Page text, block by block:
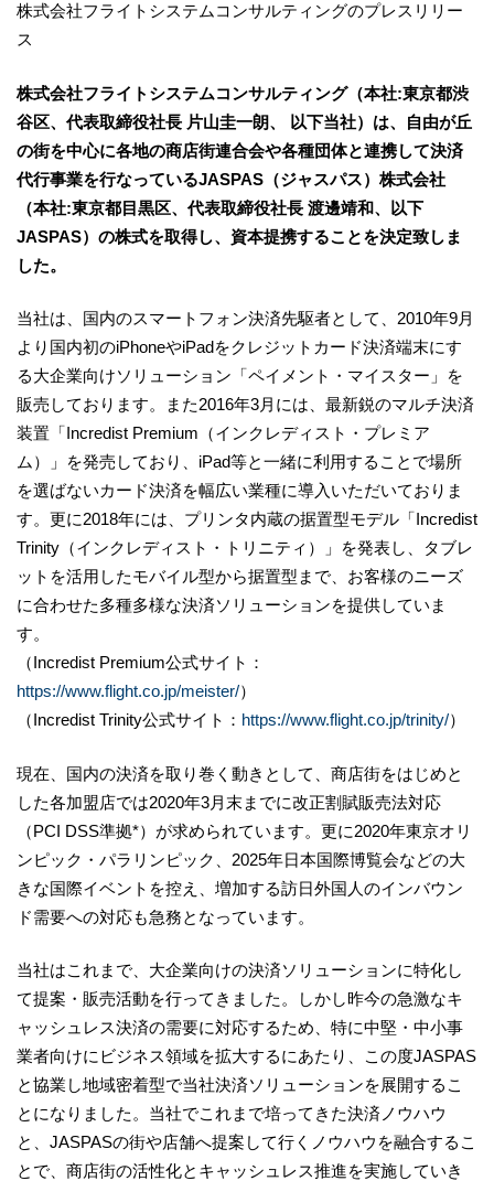
株式会社フライトシステムコンサルティングのプレスリリー
ス
株式会社フライトシステムコンサルティング（本社:東京都渋
谷区、代表取締役社長 片山圭一朗、 以下当社）は、自由が丘
の街を中心に各地の商店街連合会や各種団体と連携して決済
代行事業を行なっているJASPAS（ジャスパス）株式会社
（本社:東京都目黒区、代表取締役社長 渡邊靖和、以下
JASPAS）の株式を取得し、資本提携することを決定致しま
した。
当社は、国内のスマートフォン決済先駆者として、2010年9月
より国内初のiPhoneやiPadをクレジットカード決済端末にす
る大企業向けソリューション「ペイメント・マイスター」を
販売しております。また2016年3月には、最新鋭のマルチ決済
装置「Incredist Premium（インクレディスト・プレミア
ム）」を発売しており、iPad等と一緒に利用することで場所
を選ばないカード決済を幅広い業種に導入いただいておりま
す。更に2018年には、プリンタ内蔵の据置型モデル「Incredist
Trinity（インクレディスト・トリニティ）」を発表し、タブレ
ットを活用したモバイル型から据置型まで、お客様のニーズ
に合わせた多種多様な決済ソリューションを提供していま
す。
（Incredist Premium公式サイト：
https://www.flight.co.jp/meister/）
（Incredist Trinity公式サイト： https://www.flight.co.jp/trinity/）
現在、国内の決済を取り巻く動きとして、商店街をはじめと
した各加盟店では2020年3月末までに改正割賦販売法対応
（PCI DSS準拠*）が求められています。更に2020年東京オリ
ンピック・パラリンピック、2025年日本国際博覧会などの大
きな国際イベントを控え、増加する訪日外国人のインバウン
ド需要への対応も急務となっています。
当社はこれまで、大企業向けの決済ソリューションに特化し
て提案・販売活動を行ってきました。しかし昨今の急激なキ
ャッシュレス決済の需要に対応するため、特に中堅・中小事
業者向けにビジネス領域を拡大するにあたり、この度JASPAS
と協業し地域密着型で当社決済ソリューションを展開するこ
とになりました。当社でこれまで培ってきた決済ノウハウ
と、JASPASの街や店舗へ提案して行くノウハウを融合するこ
とで、商店街の活性化とキャッシュレス推進を実施していき